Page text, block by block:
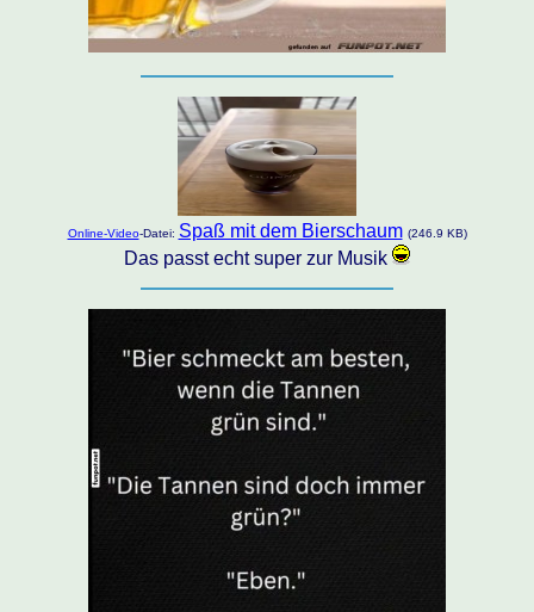
Online-Video-Datei: Spaß mit dem Bierschaum (246.9 KB)
Das passt echt super zur Musik